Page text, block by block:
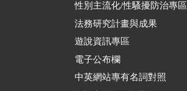
性別主流化/性騷擾防治專區
法務研究計畫與成果
遊說資訊專區
電子公布欄
中英網站專有名詞對照